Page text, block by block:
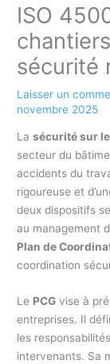
ISO
sécurité
Laisser un
novembre 2025
Lasécurité sur
secteur du
accidents du
rigoureuse et
deux dispositifs
au management
Plan de
coordination
Le PCG vise à
entreprises. Il
les
intervenants. Sa